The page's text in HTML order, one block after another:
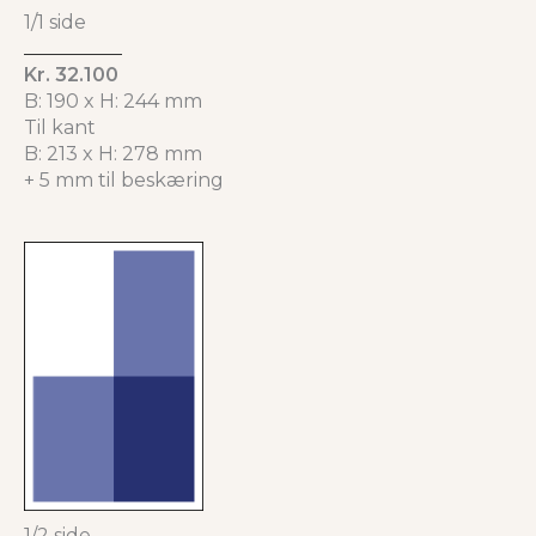
1/1 side
Kr. 32.100
B: 190 x H: 244 mm
Til kant
B: 213 x H: 278 mm
+ 5 mm til beskæring